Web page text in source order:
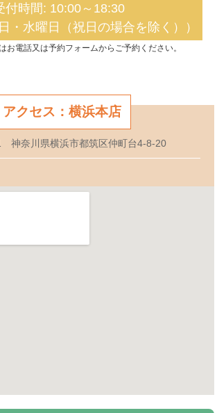
付時間: 10:00～18:30
・水曜日（祝日の場合を除く））
電話又は予約フォームからご予約ください。
アクセス：横浜本店
神奈川県横浜市都筑区仲町台4-8-20